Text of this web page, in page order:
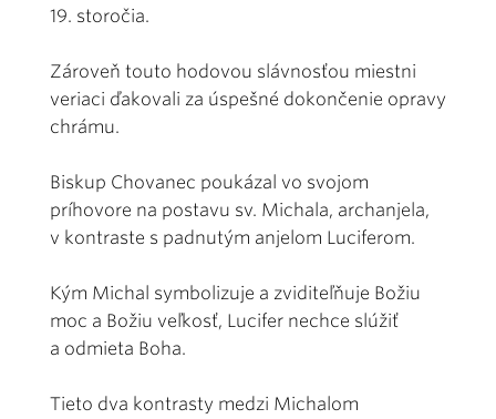
19. storočia.
Zároveň touto hodovou slávnosťou miestni
veriaci ďakovali za úspešné dokončenie opravy
chrámu.
Biskup Chovanec poukázal vo svojom
príhovore na postavu sv. Michala, archanjela,
v kontraste s padnutým anjelom Luciferom.
Kým Michal symbolizuje a zviditeľňuje Božiu
moc a Božiu veľkosť, Lucifer nechce slúžiť
a odmieta Boha.
Tieto dva kontrasty medzi Michalom